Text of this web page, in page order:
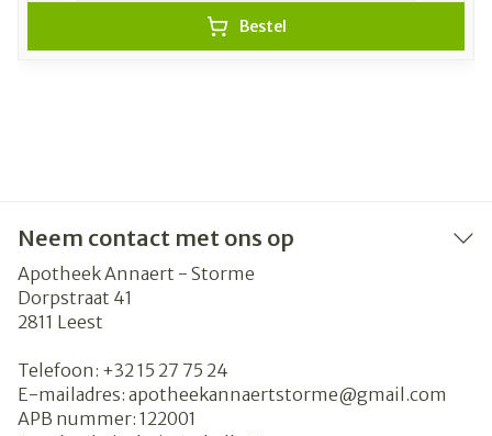
Bestel
Neem contact met ons op
Apotheek Annaert - Storme
Dorpstraat 41
2811 Leest
Telefoon: +32 15 27 75 24
E-mailadres: apotheekannaertstorme@gmail.com
APB nummer: 122001